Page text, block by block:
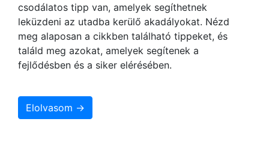
csodálatos tipp van, amelyek segíthetnek
leküzdeni az utadba kerülő akadályokat. Nézd
meg alaposan a cikkben található tippeket, és
találd meg azokat, amelyek segítenek a
fejlődésben és a siker elérésében.
Elolvasom →